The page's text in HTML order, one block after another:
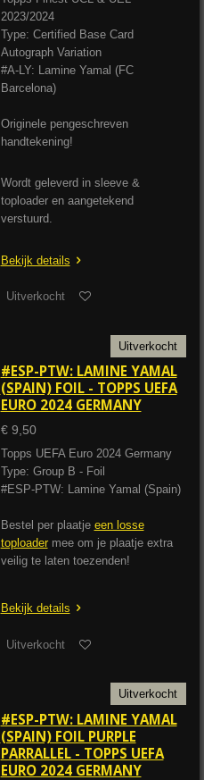
2023/2024
Type: Certified Base Card
Autograph Variation
#A-LY: Lamine Yamal (FC
Barcelona)
Originele pengeschreven
handtekening!
Wordt geleverd in sleeve &
toploader en aangetekend
verstuurd.
Bekijk details
Uitverkocht
Uitverkocht
#ESP-PTW: LAMINE YAMAL
(SPAIN) FOIL - TOPPS UEFA
EURO 2024 GERMANY
€ 9,50
Topps UEFA Euro 2024 Germany
Type: Group B - Foil
#ESP-PTW: Lamine Yamal (Spain)
Bestel per plaatje een losse
toploadermee om je plaatje extra
veilig te laten toezenden!
Bekijk details
Uitverkocht
Uitverkocht
#ESP-PTW: LAMINE YAMAL
(SPAIN) FOIL PURPLE
PARRALLEL - TOPPS UEFA
EURO 2024 GERMANY